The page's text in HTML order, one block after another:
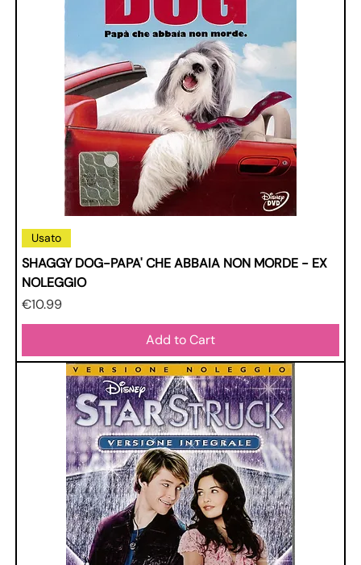
Usato
SHAGGY DOG-PAPA' CHE ABBAIA NON MORDE - EX
NOLEGGIO
Price
€10.99
Add to Cart